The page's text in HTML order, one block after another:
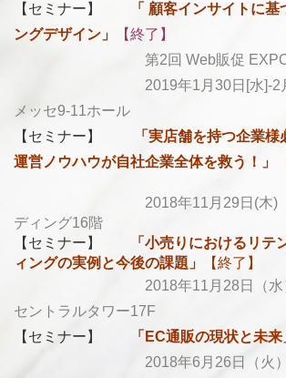
【セミナー】
「 顧客インサイトに
ングデザイン」
【終了】
第2回 Web販促 EXPO【
2019年1月30日[水]-2月
メッセ9-11ホール
【セミナー】
「実店舗を持つ企業様
運営ノウハウが自社企業全体を救う！」
2018年11月29日(木) 大
ディング16階
【セミナー】
「 小売りにおけるリテ
ィングの実例と今後の課題」
【終了】
2018年11月28日（水）品
セントラルタワー17F
【セミナー】
「 EC通販の現状と未来
2018年6月26日（火）ア